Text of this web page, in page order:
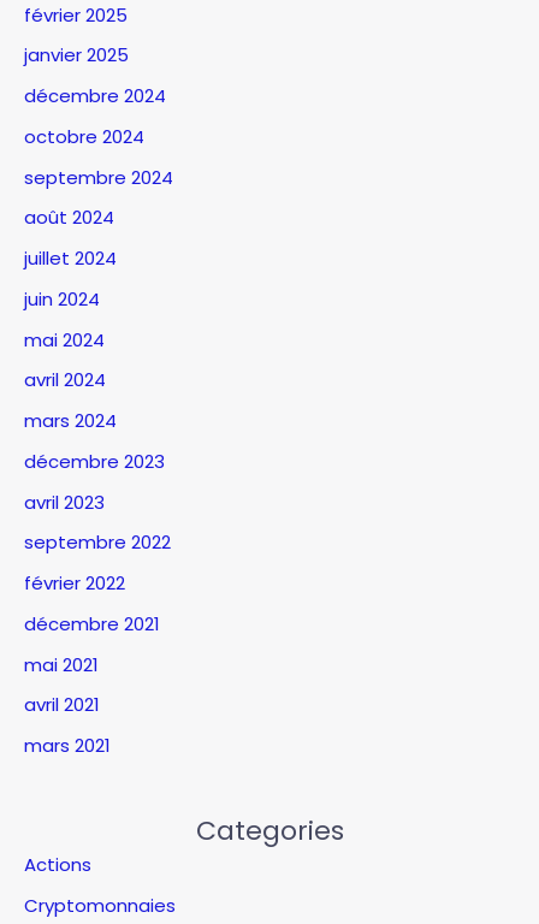
février 2025
janvier 2025
décembre 2024
octobre 2024
septembre 2024
août 2024
juillet 2024
juin 2024
mai 2024
avril 2024
mars 2024
décembre 2023
avril 2023
septembre 2022
février 2022
décembre 2021
mai 2021
avril 2021
mars 2021
Categories
Actions
Cryptomonnaies